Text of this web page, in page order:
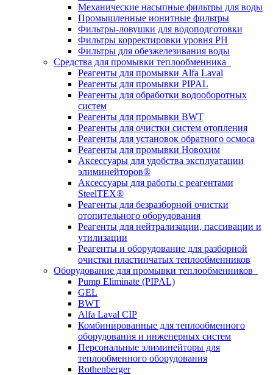
Механические насыпные фильтры для воды
Промышленные ионитные фильтры
Фильтры-ловушки для водоподготовки
Фильтры корректировки уровня PH
Фильтры для обезжелезивания воды
Средства для промывки теплообменника
Реагенты для промывки Alfa Laval
Реагенты для промывки PIPAL
Реагенты для обработки водооборотных
систем
Реагенты для промывки BWT
Реагенты для очистки систем отопления
Реагенты для установок обратного осмоса
Реагенты для промывки Новохим
Аксессуары для удобства эксплуатации
элиминейторов®
Аксессуары для работы с реагентами
SteelTEX®
Реагенты для безразборной очистки
отопительного оборудования
Реагенты для нейтрализации, пассивации и
утилизации
Реагенты и оборудование для разборной
очистки пластинчатых теплообменников
Оборудование для промывки теплообменников
Pump Eliminate (PIPAL)
GEL
BWT
Alfa Laval CIP
Комбинированные для теплообменного
оборудования и инженерных систем
Персональные элиминейторы для
теплообменного оборудования
Rothenberger